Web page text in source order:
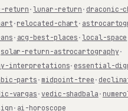
return ·lunar-return · draconic-
· relocated-chart ·
· acg-best-places ·local-space
solar-return-astrocartography ·
interpretations· essential-
parts · midpoint-tree ·
vargas·vedic-shadbala ·
· ai-horoscope